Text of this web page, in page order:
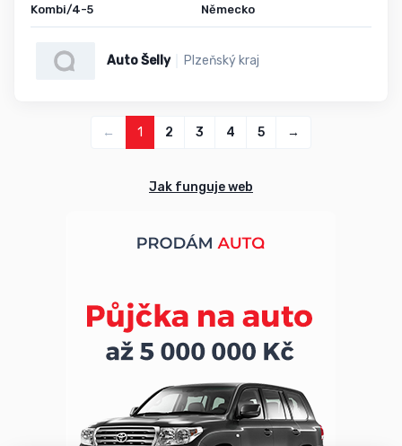
Kombi/4-5
Německo
Auto Šelly Plzeňský kraj
← 1 2 3 4 5 →
Jak funguje web